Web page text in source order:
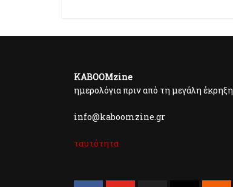
KABOOMzine
ημερολόγια πριν από τη μεγάλη έκρηξη
info@kaboomzine.gr
ταυτότητα